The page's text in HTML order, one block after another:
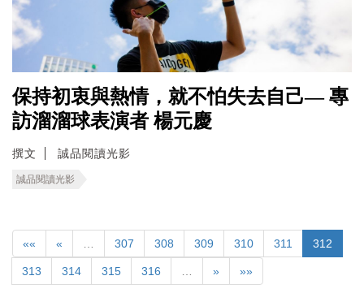
保持初衷與熱情，就不怕失去自己— 專
訪溜溜球表演者 楊元慶
撰文 誠品閱讀光影
誠品閱讀光影
«« « 307 308 309 310 311 312
313 314 315 316 » »»